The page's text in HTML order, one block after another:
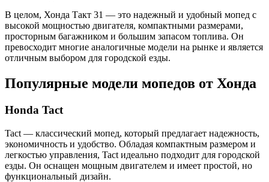
В целом, Хонда Такт 31 — это надежный и удобный мопед с
высокой мощностью двигателя, компактными размерами,
просторным багажником и большим запасом топлива. Он
превосходит многие аналогичные модели на рынке и является
отличным выбором для городской езды.
Популярные модели мопедов от Хонда
Honda Tact
Tact — классический мопед, который предлагает надежность,
экономичность и удобство. Обладая компактным размером и
легкостью управления, Tact идеально подходит для городской
езды. Он оснащен мощным двигателем и имеет простой, но
функциональный дизайн.